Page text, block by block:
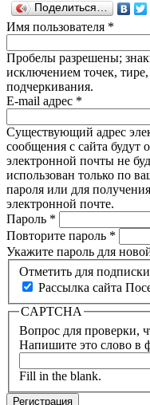
Поделиться…
Имя пользователя *
Пробелы разрешены;
исключением точек,
подчеркивания.
E-mail адрес *
Существующий адрес
сообщения с сайта будут
электронной почты не
использован только по
пароля или для
электронной почте.
Пароль *
Повторите пароль *
Укажите пароль для
Отметить для
Рассылка сайта
CAPTCHA
Вопрос для проверки,
Напишите это слово в
Fill in the blank.